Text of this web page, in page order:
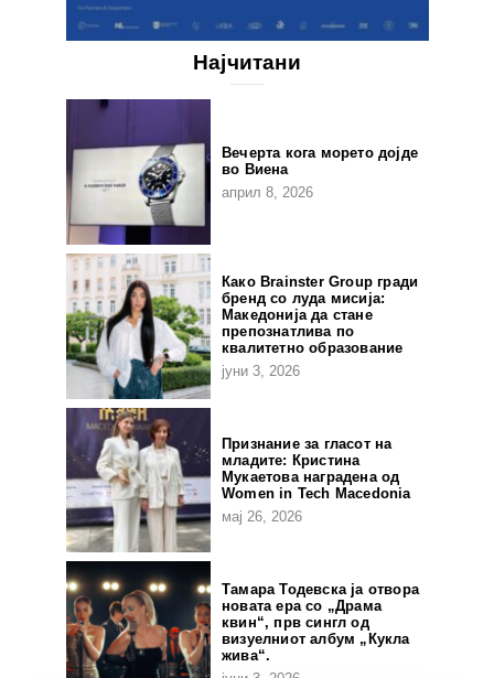
Најчитани
Вечерта кога морето дојде
во Виена
април 8, 2026
Како Brainster Group гради
бренд со луда мисија:
Македонија да стане
препознатлива по
квалитетно образование
јуни 3, 2026
Признание за гласот на
младите: Кристина
Мукаетова наградена од
Women in Tech Macedonia
мај 26, 2026
Тамара Тодевска ја отвора
новата ера со „Драма
квин“, прв сингл од
визуелниот албум „Кукла
жива“.